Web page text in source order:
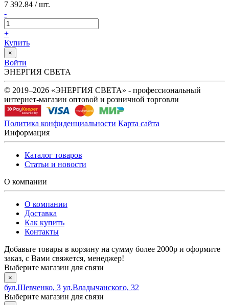
7 392.84 / шт.
-
+
Купить
×
Войти
ЭНЕРГИЯ СВЕТА
© 2019–2026 «ЭНЕРГИЯ СВЕТА» - профессиональный
интернет-магазин оптовой и розничной торговли
Политика конфиденциальности Карта сайта
Информация
Каталог товаров
Статьи и новости
О компании
О компании
Доставка
Как купить
Контакты
Добавьте товары в корзину на сумму более 2000р и оформите
заказ, с Вами свяжется, менеджер!
Выберите магазин для связи
×
бул.Шевченко, 3 ул.Владычанского, 32
Выберите магазин для связи